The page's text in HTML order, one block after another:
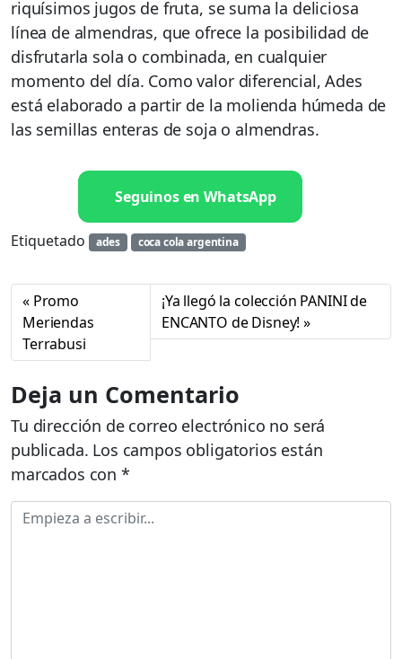
riquísimos jugos de fruta, se suma la deliciosa
línea de almendras, que ofrece la posibilidad de
disfrutarla sola o combinada, en cualquier
momento del día. Como valor diferencial, Ades
está elaborado a partir de la molienda húmeda de
las semillas enteras de soja o almendras.
Seguinos en WhatsApp
Etiquetado ades coca cola argentina
Promo
Meriendas
Terrabusi
¡Ya llegó la colección PANINI de
ENCANTO de Disney!
Deja un Comentario
Tu dirección de correo electrónico no será
publicada. Los campos obligatorios están
marcados con *